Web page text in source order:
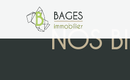
NOS